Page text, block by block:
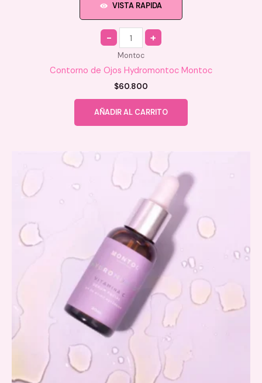
VISTA RAPIDA
Quantity
Montoc
Contorno de Ojos Hydromontoc Montoc
$60.800
AÑADIR AL CARRITO